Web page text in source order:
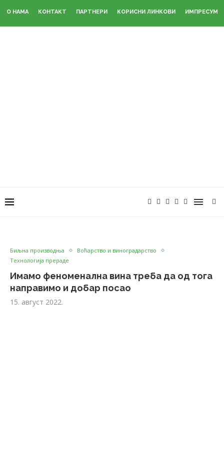
О НАМА КОНТАКТ ПАРТНЕРИ КОРИСНИ ЛИНКОВИ ИМПРЕСУМ
Биљна производња
Воћарство и виноградарство
Технологија прераде
Имамо феноменална вина треба да од тога
направимо и добар посао
15. август 2022.